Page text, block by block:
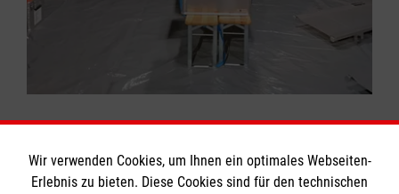
Wir verwenden Cookies, um Ihnen ein optimales Webseiten-
Erlebnis zu bieten. Diese Cookies sind für den technischen